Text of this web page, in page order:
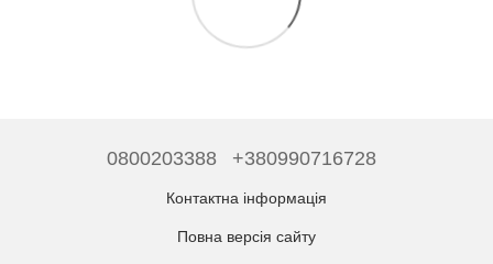
0800203388 +380990716728
Контактна інформація
Повна версія сайту